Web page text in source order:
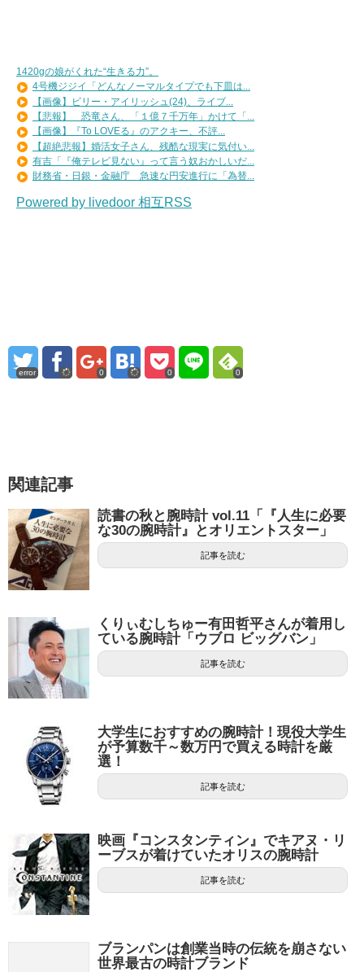
1420gの娘がくれた“生きる力”。
4号機ジジイ「どんなノーマルタイプでも下皿は...
【画像】ビリー・アイリッシュ(24)、ライブ...
【悲報】 恐竜さん、「１億７千万年」かけて「...
【画像】『To LOVEる』のアクキー、不評...
【超絶悲報】婚活女子さん、残酷な現実に気付い...
有吉「『俺テレビ見ない』って言う奴おかしいだ...
財務省・日銀・金融庁 急速な円安進行に「為替...
Powered by livedoor 相互RSS
error 0 0 0
関連記事
読書の秋と腕時計 vol.11「『人生に必要
な30の腕時計』とオリエントスター」
記事を読む
くりぃむしちゅー有田哲平さんが着用し
ている腕時計「ウブロ ビッグバン」
記事を読む
大学生におすすめの腕時計！現役大学生
が予算数千～数万円で買える時計を厳
選！
記事を読む
映画『コンスタンティン』でキアヌ・リ
ーブスが着けていたオリスの腕時計
記事を読む
ブランパンは創業当時の伝統を崩さない
世界最古の時計ブランド